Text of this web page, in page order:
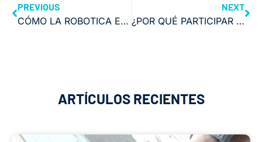
PREVIOUS
CÓMO LA ROBOTICA ESTÁ REDEFINIENDO LA VIDA COTIDIANA￼
NEXT
¿POR QUÉ PARTICIPAR EN UNA COMPETICIÓN DE INGENIERÍA?
ARTÍCULOS RECIENTES